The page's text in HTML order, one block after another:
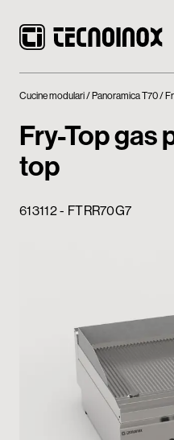
Prodotti
Mondo Tecnoinox
My Tecnoinox
Cucine modulari Panoramica T70
Fry-Top gas
top
613112 - FTRR70G7